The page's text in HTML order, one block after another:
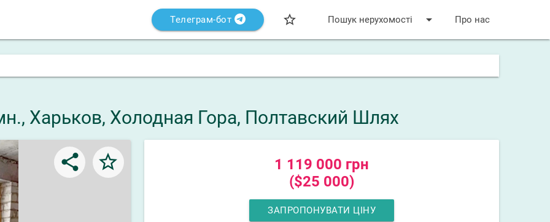
Телеграм-бот star_bordered arrow_drop_down
Пошук нерухомості Про нас
Харьков, Холодная Гора, Полтавский Шлях
share star_border
1 119 000 грн
($25 000)
ЗАПРОПОНУВАТИ ЦІНУ